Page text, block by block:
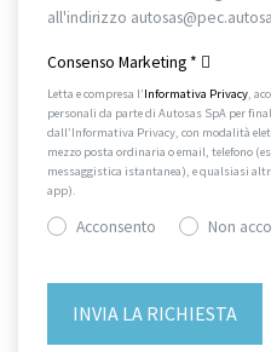
all'indirizzo
Consenso Marketing *
Letta e compresa l’Informativa Privacy,
personali da parte di Autosas SpA per
dall’Informativa Privacy, con modalità
mezzo posta ordinaria o email, telefono
messaggistica istantanea), e qualsiasi
app).
Acconsento Non